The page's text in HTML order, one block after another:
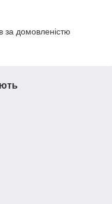
за домовленістю